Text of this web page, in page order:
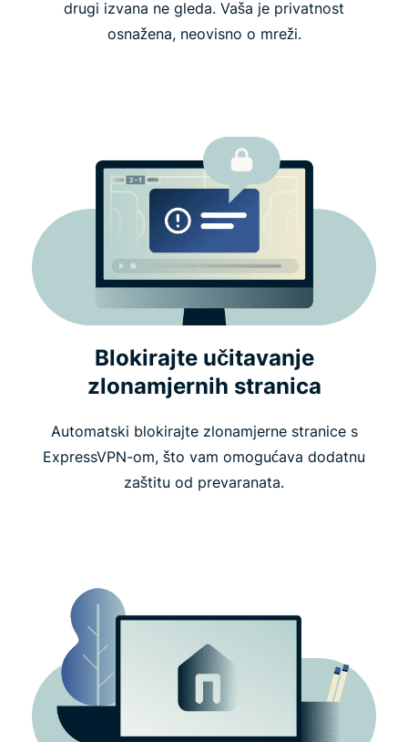
drugi izvana ne gleda. Vaša je privatnost
osnažena, neovisno o mreži.
Blokirajte učitavanje
zlonamjernih stranica
Automatski blokirajte zlonamjerne stranice s
ExpressVPN-om, što vam omogućava dodatnu
zaštitu od prevaranata.